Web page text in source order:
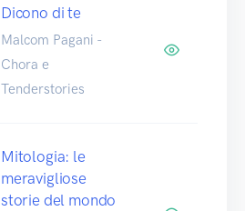
Dicono di te
Malcom Pagani -
Chora e
Tenderstories
Mitologia: le
meravigliose
storie del mondo